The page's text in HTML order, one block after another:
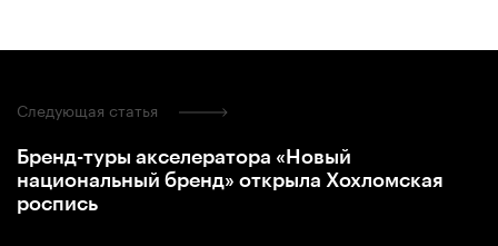
Следующая статья
Бренд-туры акселератора «Новый
национальный бренд» открыла Хохломская
роспись